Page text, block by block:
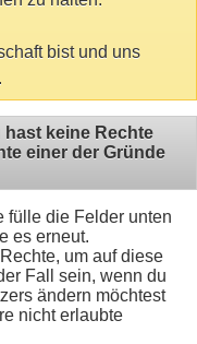
bist und uns
keine Rechte
einer der Gründe
fülle die Felder unten
es erneut.
um auf diese
Fall sein, wenn du
ändern möchtest
nicht erlaubte